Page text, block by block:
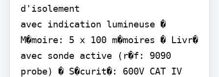
d'isolement
avec indication lumineuse �
M�moire: 5 x 100 m�moires � Livr�
avec sonde active (r�f: 9090
probe) � S�curit�: 600V CAT IV